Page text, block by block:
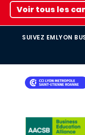
Voir tous les
SUIVEZ EMLYON
IMAGE